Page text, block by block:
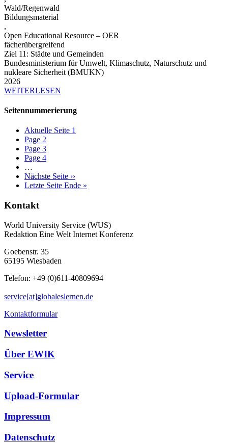
Wald/Regenwald
Bildungsmaterial
,
Open Educational Resource – OER
fächerübergreifend
Ziel 11: Städte und Gemeinden
Bundesministerium für Umwelt, Klimaschutz, Naturschutz und
nukleare Sicherheit (BMUKN)
2026
WEITERLESEN
Seitennummerierung
Aktuelle Seite 1
Page 2
Page 3
Page 4
…
Nächste Seite ››
Letzte Seite Ende »
Kontakt
World University Service (WUS)
Redaktion Eine Welt Internet Konferenz
Goebenstr. 35
65195 Wiesbaden
Telefon: +49 (0)611-40809694
service[at]globaleslernen.de
Kontaktformular
Newsletter
Über EWIK
Service
Upload-Formular
Impressum
Datenschutz